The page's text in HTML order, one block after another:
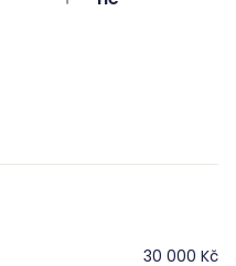
30 000 Kč